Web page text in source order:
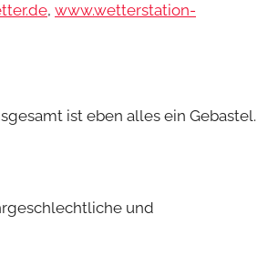
, www.wetterstation-
ist eben alles ein Gebastel.
und